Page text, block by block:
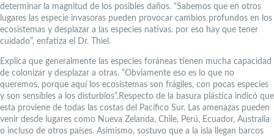
determinar la magnitud de los posibles daños. “Sabemos que en otros
lugares las especie invasoras pueden provocar cambios profundos en los
ecosistemas y desplazar a las especies nativas. por eso hay que tener
cuidado”, enfatiza el Dr. Thiel.
Explica que generalmente las especies foráneas tienen mucha capacidad
de colonizar y desplazar a otras. “Obviamente eso es lo que no
queremos, porque aquí los ecosistemas son frágiles, con pocas especies
y son sensibles a los disturbios”.Respecto de la basura plástica indicó que
esta proviene de todas las costas del Pacífico Sur. Las amenazas pueden
venir desde lugares como Nueva Zelanda, Chile, Perú, Ecuador, Australia
o incluso de otros países. Asimismo, sostuvo que a la isla llegan barcos